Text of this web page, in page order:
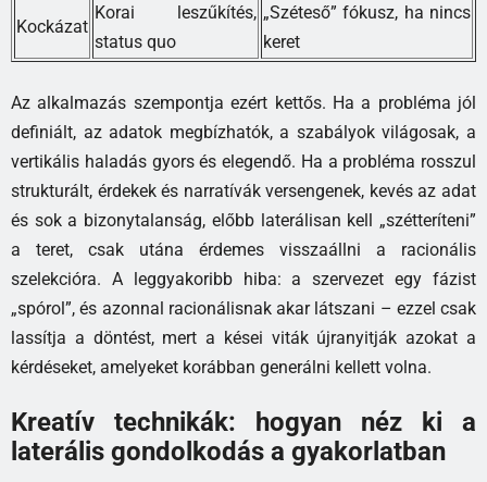
Kockázat
Korai leszűkítés,
status quo
„Széteső” fókusz, ha nincs
keret
Az alkalmazás szempontja ezért kettős. Ha a probléma jól
definiált, az adatok megbízhatók, a szabályok világosak, a
vertikális haladás gyors és elegendő. Ha a probléma rosszul
strukturált, érdekek és narratívák versengenek, kevés az adat
és sok a bizonytalanság, előbb laterálisan kell „szétteríteni”
a teret, csak utána érdemes visszaállni a racionális
szelekcióra. A leggyakoribb hiba: a szervezet egy fázist
„spórol”, és azonnal racionálisnak akar látszani – ezzel csak
lassítja a döntést, mert a kései viták újranyitják azokat a
kérdéseket, amelyeket korábban generálni kellett volna.
Kreatív technikák: hogyan néz ki a
laterális gondolkodás a gyakorlatban